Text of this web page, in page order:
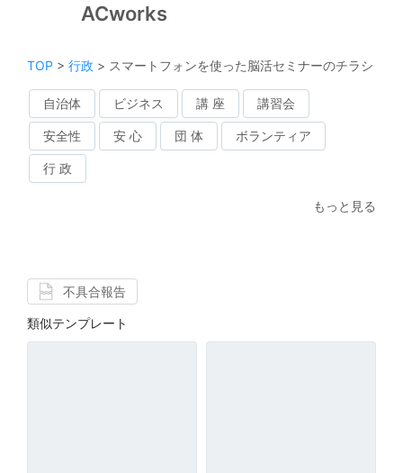
ACworks
TOP > 行政 > スマートフォンを使った脳活セミナーのチラシ
自治体 ビジネス 講 座 講習会
安全性 安 心 団 体 ボランティア
行 政
もっと見る
不具合報告
類似テンプレート